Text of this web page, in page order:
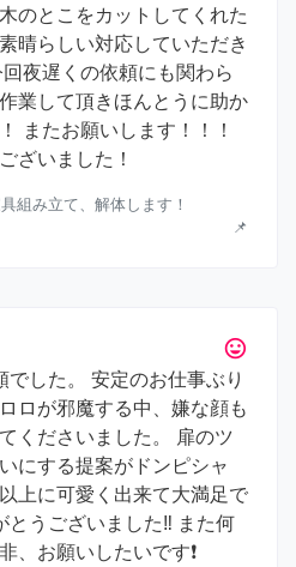
のとこをカットしてくれた
晴らしい対応していただき
回夜遅くの依頼にも関わら
業して頂きほんとうに助か
またお願いします！！！
ざいました！
組み立て、解体します！
📌
tag_faces
でした。 安定のお仕事ぶり
ロが邪魔する中、嫌な顔も
くださいました。 扉のツ
にする提案がドンピシャ
上に可愛く出来て大満足で
とうございました‼️ また何
、お願いしたいです❗️